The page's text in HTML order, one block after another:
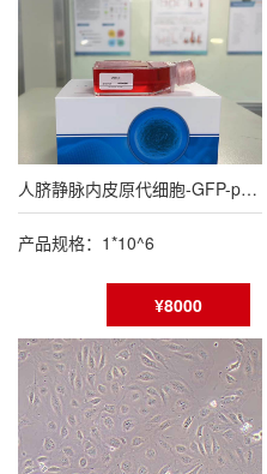
人脐静脉内皮原代细胞-GFP-puro(GFP标记)
产品规格：1*10^6
¥8000